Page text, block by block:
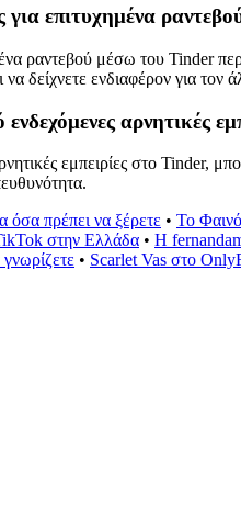
για επιτυχημένα
ραντεβού μέσω του Tinder
δείχνετε ενδιαφέρον για τον
αρνητικές
εμπειρίες στο Tinder,
πρέπει να ξέρετε • Το
στην Ελλάδα • Η
• Scarlet Vas στο